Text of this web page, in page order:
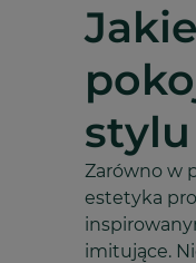
Zarówno w
estetyka
imitujące.